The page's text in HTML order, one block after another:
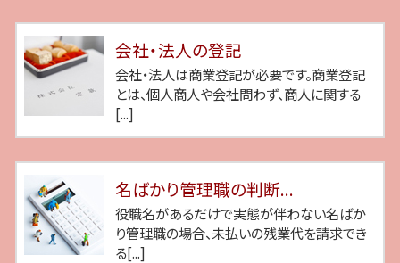
会社・法人の登記
会社・法人は商業登記が必要です。商業登記
とは、個人商人や会社問わず、商人に関する
[...]
名ばかり管理職の判断...
役職名があるだけで実態が伴わない名ばか
り管理職の場合、未払いの残業代を請求でき
る[...]